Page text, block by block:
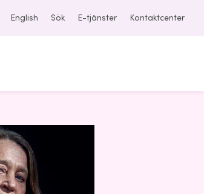
English Sök E-tjänster Kontaktcenter